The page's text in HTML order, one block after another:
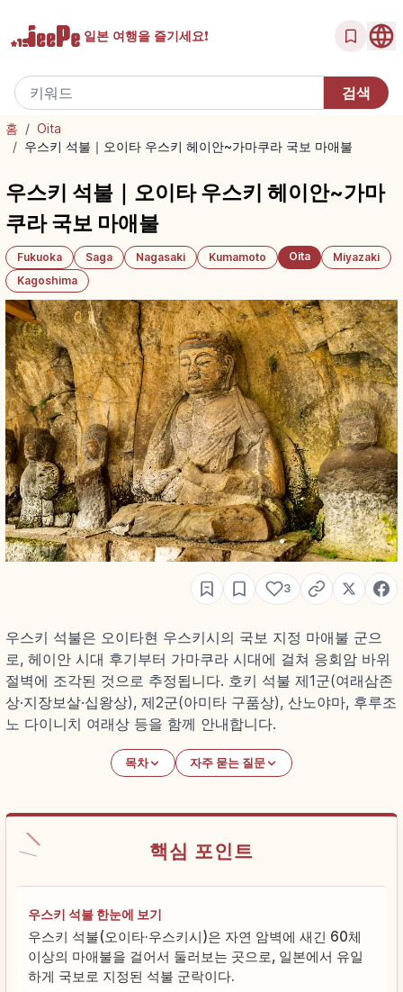
일본 여행을 즐기세요!
홈 / Oita
/ 우스키 석불｜오이타 우스키 헤이안~가마쿠라 국보 마애불
우스키 석불｜오이타 우스키 헤이안~가마
쿠라 국보 마애불
Fukuoka Saga Nagasaki Kumamoto Oita
Miyazaki
Kagoshima
3
우스키 석불은 오이타현 우스키시의 국보 지정 마애불 군으
로, 헤이안 시대 후기부터 가마쿠라 시대에 걸쳐 응회암 바위
절벽에 조각된 것으로 추정됩니다. 호키 석불 제1군(여래삼존
상·지장보살·십왕상), 제2군(아미타 구품상), 산노야마, 후루조
노 다이니치 여래상 등을 함께 안내합니다.
목차 자주 묻는 질문
핵심 포인트
우스키 석불 한눈에 보기
우스키 석불(오이타·우스키시)은 자연 암벽에 새긴 60체
이상의 마애불을 걸어서 둘러보는 곳으로, 일본에서 유일
하게 국보로 지정된 석불 군락이다.